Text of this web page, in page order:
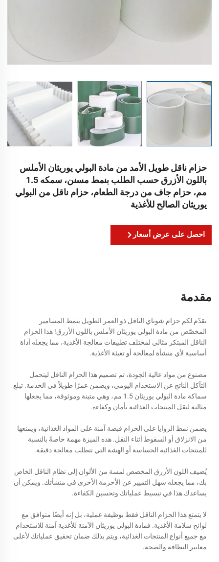
حزام ناقل طويل الأمد من مادة البولي يوريثان الأملس
باللون الأزرق حسب الطلب بنمط مسنن، سمكه 1.5
مم، حزام جاف من درجة الطعام، حزام ناقل من البولي
يوريثان الصالح للأغذية
احصل على عرض أسعار
مقدمة
نقدّم لكم حزام شوناي الناقل ذو العمر الطويل بنمط المسامير
المخصّص من مادة البولي يوريثان الأملس باللون الأزرق! هذا الحزام
الناقل المبتكر مثالي لمختلف تطبيقات معالجة الأغذية، مما يجعله أداة
أساسية لأي منشأة لمعالجة أو تعبئة الأغذية.
مصنوع من مواد عالية الجودة، تم تصميم هذا الحزام الناقل ليتحمل
التآكل الناتج عن الاستخدام اليومي، ويضمن عمرًا طويلاً في الخدمة. تبلغ
سماكة مادة البولي يوريثان 1.5 مم، وهي متينة وموثوقة، مما يجعلها
مثالية لنقل المنتجات الغذائية بأمان وكفاءة.
يضمن نمط الزوايا على الحزام قبضة آمنة على المواد الغذائية، ويمنعها
من الانزلاق أو السقوط أثناء النقل. هذه الميزة مهمة خاصةً بالنسبة
للمنتجات الغذائية الحساسة أو الهشة التي تتطلب معالجة دقيقة.
يُضيف اللون الأزرق المخصص لمسة من الألوان إلى نظام الناقل الخاص
بك، مما يجعله سهل التمييز عن الأحزمة الأخرى في منشأتك. ويمكن أن
يساعدك هذا في تبسيط عملياتك وتحسين الكفاءة.
لا يتمتع هذا الحزام الناقل فقط بوظيفة عملية، بل إنه أيضًا متوافق مع
لوائح سلامة الأغذية. فمادة البولي يوريثان الآمنة للأغذية آمنة للاستخدام
مع جميع أنواع المنتجات الغذائية، ويتم بذلك ضمان تحقيق عملياتك لأعلى
معايير النظافة والصحة.